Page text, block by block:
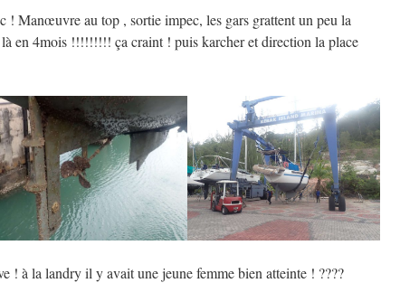
! Manœuvre au top , sortie impec, les gars grattent un peu la
en 4mois !!!!!!!!! ça craint ! puis karcher et direction la place
! à la landry il y avait une jeune femme bien atteinte ! ????